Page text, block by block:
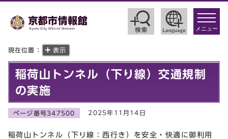
toggle
メニュー
現在位置： 表示
稲荷山トンネル（下り線）交通規制
の実施
ページ番号347500 2025年11月14日
稲荷山トンネル（下り線：西行き）を安全・快適に御利用